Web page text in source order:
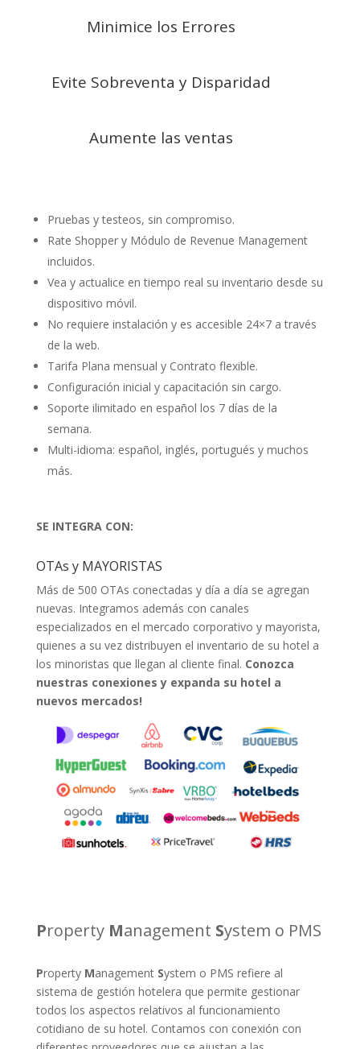
Minimice los Errores
Evite Sobreventa y Disparidad
Aumente las ventas
Pruebas y testeos, sin compromiso.
Rate Shopper y Módulo de Revenue Management
incluidos.
Vea y actualice en tiempo real su inventario desde su
dispositivo móvil.
No requiere instalación y es accesible 24×7 a través
de la web.
Tarifa Plana mensual y Contrato flexible.
Configuración inicial y capacitación sin cargo.
Soporte ilimitado en español los 7 días de la
semana.
Multi-idioma: español, inglés, portugués y muchos
más.
SE INTEGRA CON:
OTAs y MAYORISTAS
Más de 500 OTAs conectadas y día a día se agregan
nuevas. Integramos además con canales
especializados en el mercado corporativo y mayorista,
quienes a su vez distribuyen el inventario de su hotel a
los minoristas que llegan al cliente final. Conozca
nuestras conexiones y expanda su hotel a
nuevos mercados!
Property Management System o PMS
Property Management System o PMS refiere al
sistema de gestión hotelera que permite gestionar
todos los aspectos relativos al funcionamiento
cotidiano de su hotel. Contamos con conexión con